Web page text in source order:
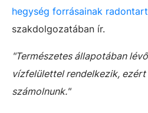
hegység forrásainak
szakdolgozatában ír.
"Természetes állapotában
vízfelülettel rendelkezik,
számolnunk."